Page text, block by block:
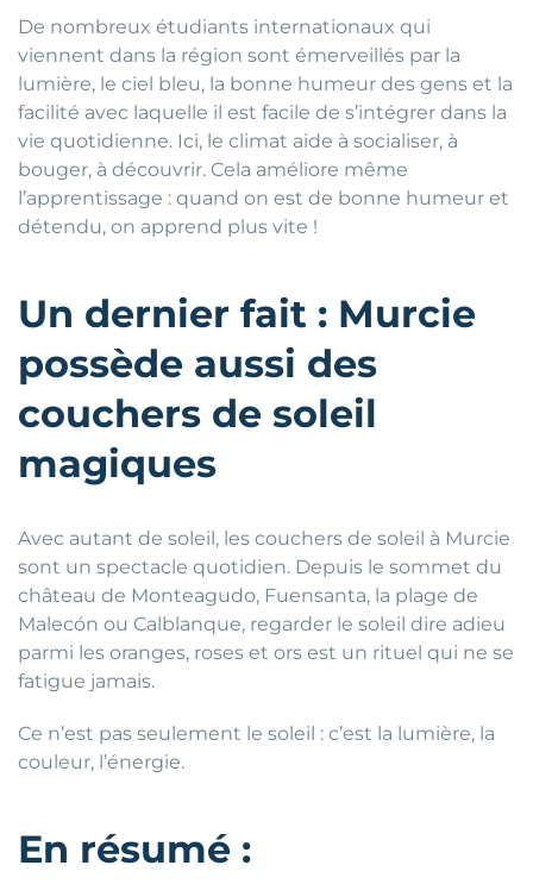
De nombreux étudiants internationaux qui
viennent dans la région sont émerveillés par la
lumière, le ciel bleu, la bonne humeur des gens et la
facilité avec laquelle il est facile de s’intégrer dans la
vie quotidienne. Ici, le climat aide à socialiser, à
bouger, à découvrir. Cela améliore même
l’apprentissage : quand on est de bonne humeur et
détendu, on apprend plus vite !
Un dernier fait : Murcie
possède aussi des
couchers de soleil
magiques
Avec autant de soleil, les couchers de soleil à Murcie
sont un spectacle quotidien. Depuis le sommet du
château de Monteagudo, Fuensanta, la plage de
Malecón ou Calblanque, regarder le soleil dire adieu
parmi les oranges, roses et ors est un rituel qui ne se
fatigue jamais.
Ce n’est pas seulement le soleil : c’est la lumière, la
couleur, l’énergie.
En résumé :